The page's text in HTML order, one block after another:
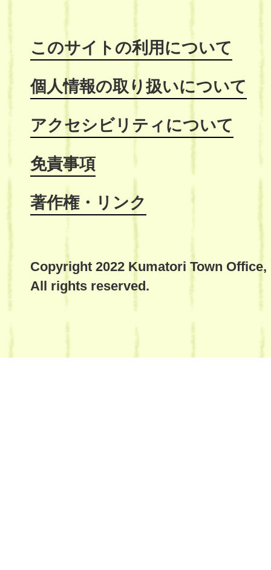
このサイトの利用について
個人情報の取り扱いについて
アクセシビリティについて
免責事項
著作権・リンク
Copyright 2022 Kumatori Town Office,
All rights reserved.